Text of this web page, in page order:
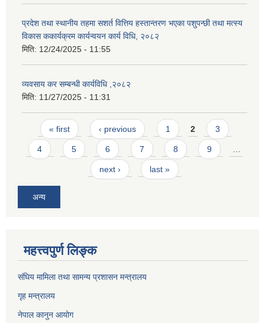
प्रदेश तथा स्थानीय तहमा सशर्त वित्तिय हस्तान्तरण भएका पशुपन्छी तथा मत्स्य
विकास ककार्यक्रम कार्यन्वयन कार्य विधि, २०८२
मिति: 12/24/2025 - 11:55
व्यवसाय कर सम्बन्धी कार्यविधि ,२०८२
मिति: 11/27/2025 - 11:31
Pages
« first ‹ previous 1 2 3
4 5 6 7 8 9
next › last »
अन्य
महत्त्वपुर्ण लिङ्क
संघिय मामिला तथा सामन्य प्रशासन मन्त्रालय
गृह मन्त्रालय
नेपाल कानुन आयोग